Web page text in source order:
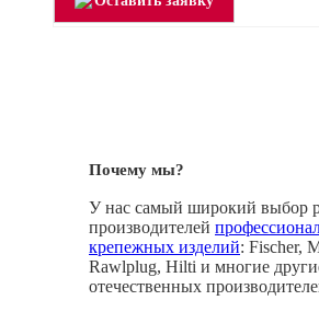
Почему мы?
У нас самый широкий выбор
производителей
крепежных изделий: Fischer,
Rawlplug, Hilti и многие
отечественных